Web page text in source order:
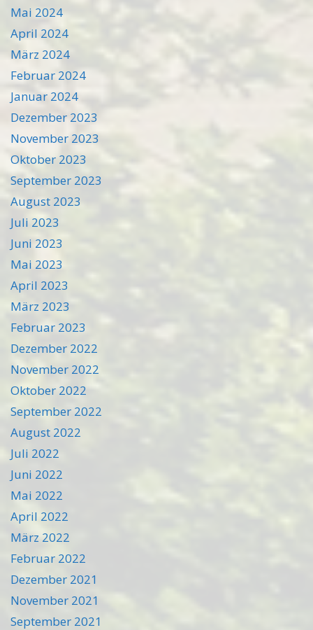
Mai 2024
April 2024
März 2024
Februar 2024
Januar 2024
Dezember 2023
November 2023
Oktober 2023
September 2023
August 2023
Juli 2023
Juni 2023
Mai 2023
April 2023
März 2023
Februar 2023
Dezember 2022
November 2022
Oktober 2022
September 2022
August 2022
Juli 2022
Juni 2022
Mai 2022
April 2022
März 2022
Februar 2022
Dezember 2021
November 2021
September 2021